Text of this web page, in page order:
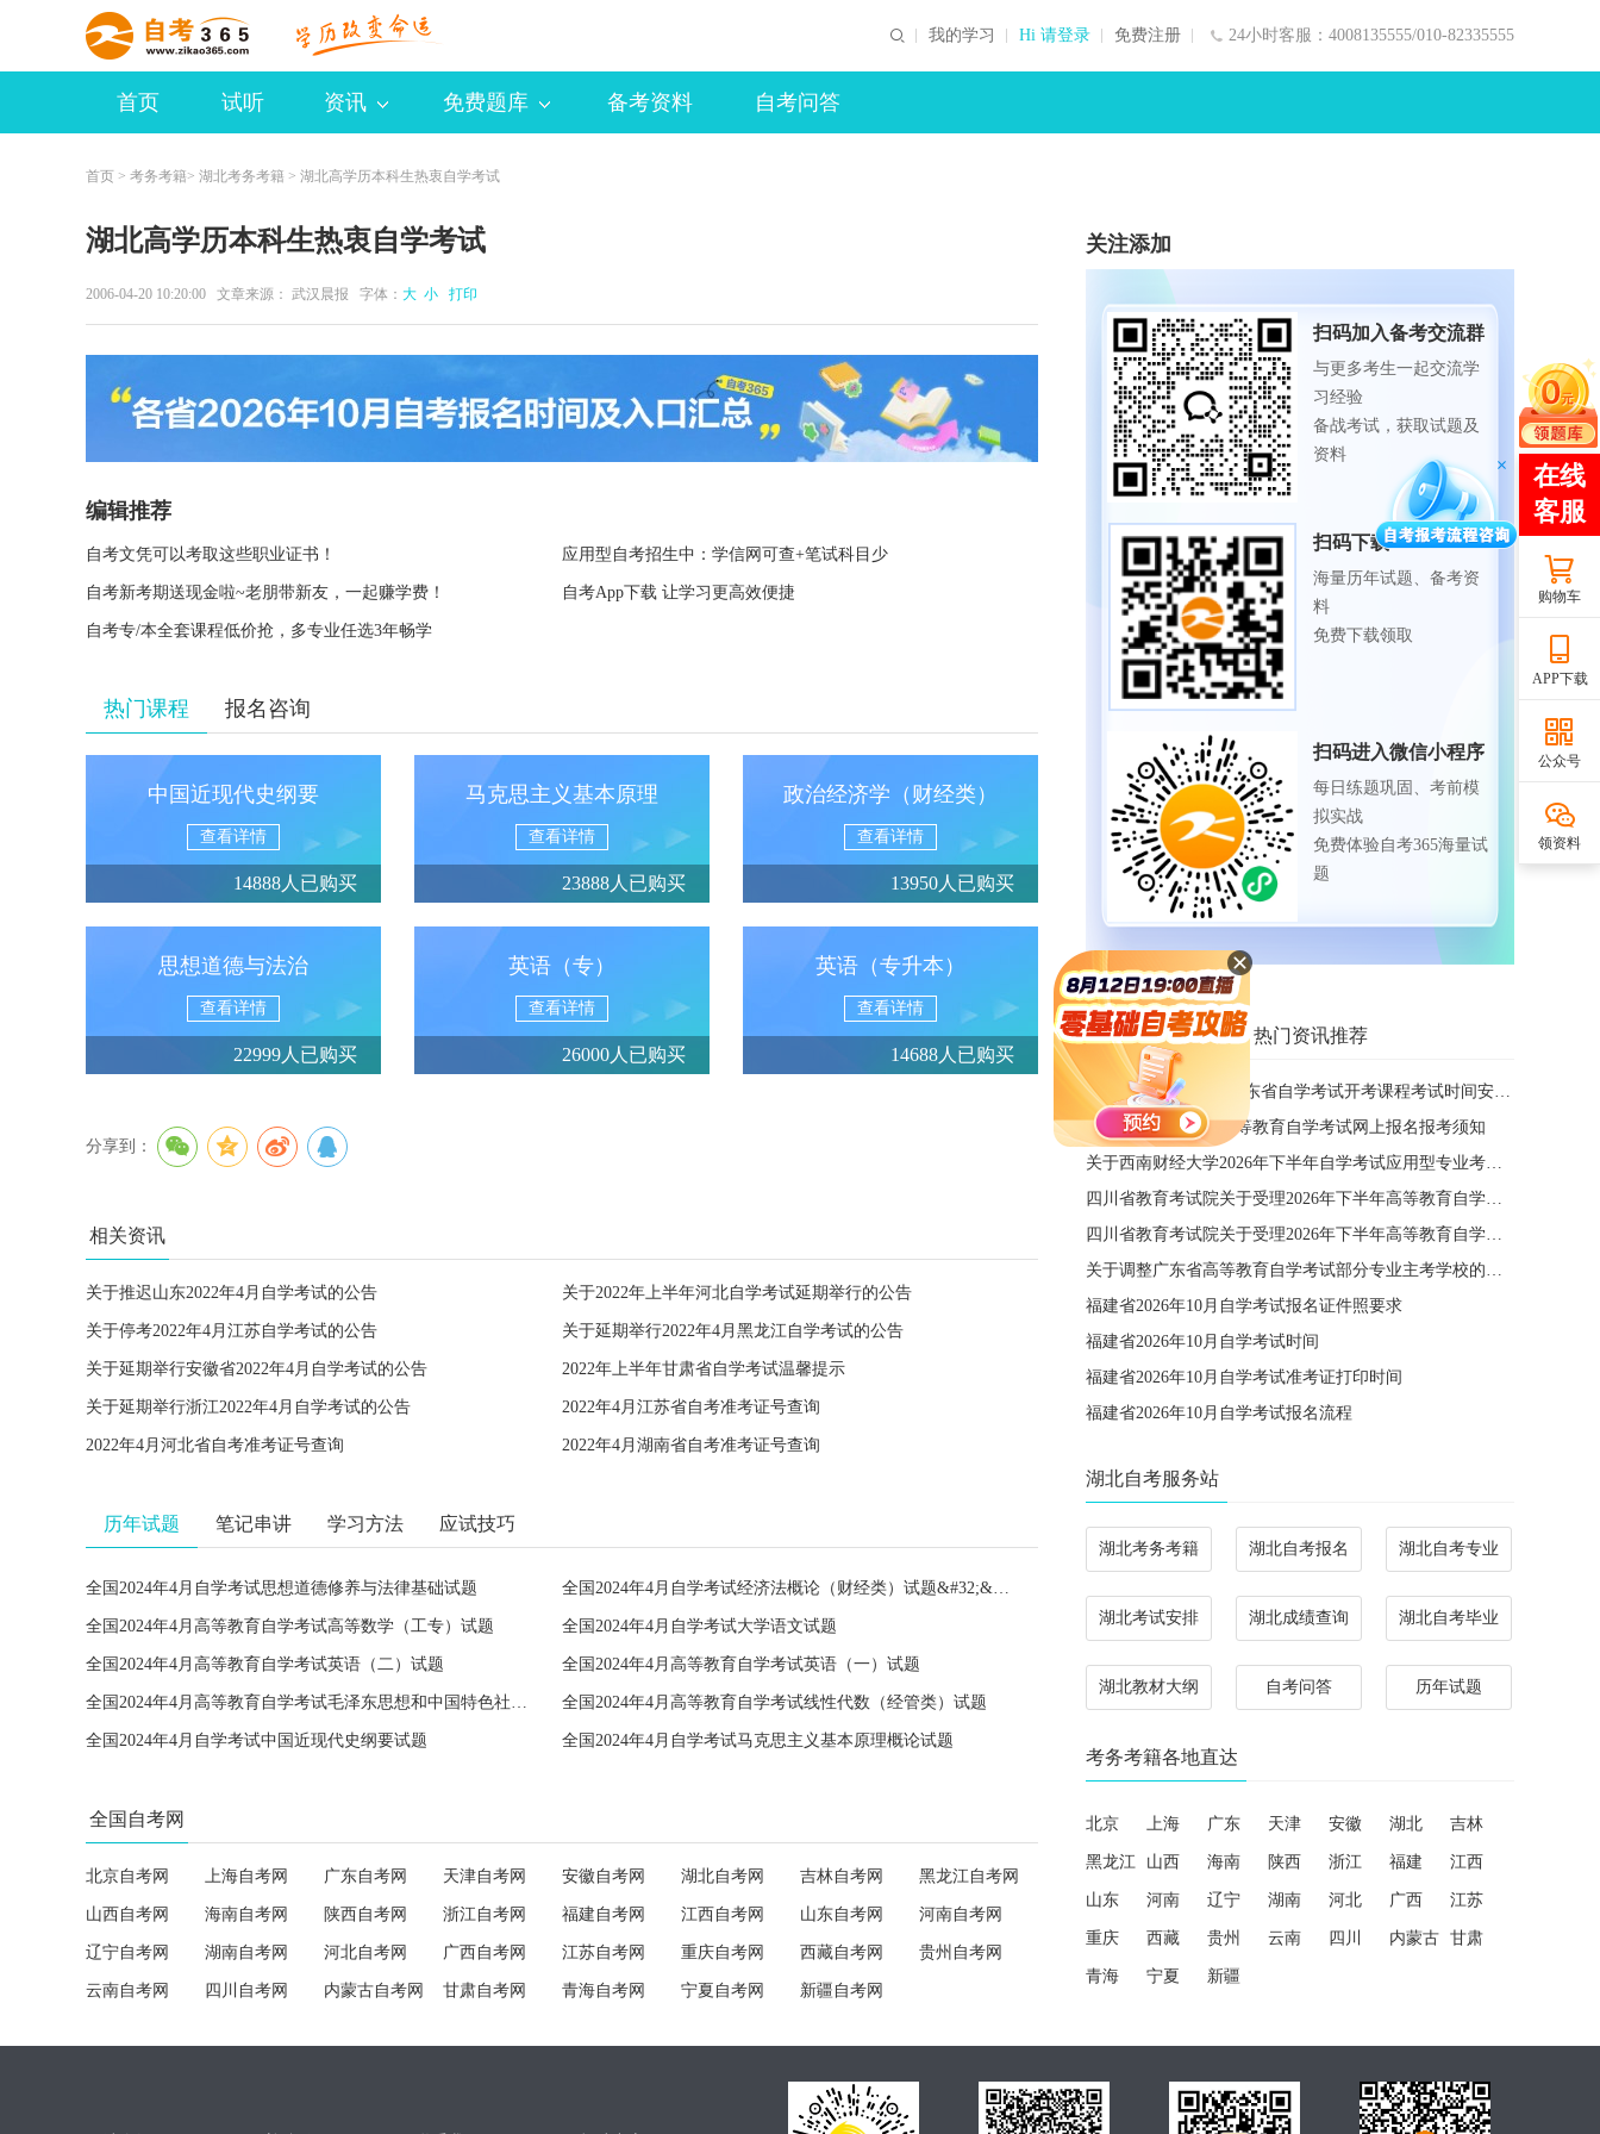
24小时客服：4008135555/010-82335555
我的学习 Hi 请登录 免费注册
首页 试听 资讯 免费题库 备考资料 自考问答
首页 > 考务考籍> 湖北考务考籍 > 湖北高学历本科生热衷自学考试
湖北高学历本科生热衷自学考试
2006-04-20 10:20:00 文章来源： 武汉晨报 字体： 大 小 打印
编辑推荐
自考文凭可以考取这些职业证书！ 应用型自考招生中：学信网可查+笔试科目少
自考新考期送现金啦~老朋带新友，一起赚学费！ 自考App下载 让学习更高效便捷
自考专/本全套课程低价抢，多专业任选3年畅学
热门课程 报名咨询
中国近现代史纲要
查看详情
14888人已购买
马克思主义基本原理
查看详情
23888人已购买
政治经济学（财经类）
查看详情
13950人已购买
思想道德与法治
查看详情
22999人已购买
英语（专）
查看详情
26000人已购买
英语（专升本）
查看详情
14688人已购买
分享到：
相关资讯
关于推迟山东2022年4月自学考试的公告 关于2022年上半年河北自学考试延期举行的公告
关于停考2022年4月江苏自学考试的公告 关于延期举行2022年4月黑龙江自学考试的公告
关于延期举行安徽省2022年4月自学考试的公告 2022年上半年甘肃省自学考试温馨提示
关于延期举行浙江2022年4月自学考试的公告 2022年4月江苏省自考准考证号查询
2022年4月河北省自考准考证号查询 2022年4月湖南省自考准考证号查询
历年试题 笔记串讲 学习方法 应试技巧
全国2024年4月自学考试思想道德修养与法律基础试题 全国2024年4月自学考试经济法概论（财经类）试题&#32;&#32;
全国2024年4月高等教育自学考试高等数学（工专）试题 全国2024年4月自学考试大学语文试题
全国2024年4月高等教育自学考试英语（二）试题 全国2024年4月高等教育自学考试英语（一）试题
全国2024年4月高等教育自学考试毛泽东思想和中国特色社会主义理论体系概论试题 全国2024年4月高等教育自学考试线性代数（经管类）试题
全国2024年4月自学考试中国近现代史纲要试题 全国2024年4月自学考试马克思主义基本原理概论试题
全国自考网
北京自考网 上海自考网 广东自考网 天津自考网 安徽自考网 湖北自考网 吉林自考网 黑龙江自考网
山西自考网 海南自考网 陕西自考网 浙江自考网 福建自考网 江西自考网 山东自考网 河南自考网
辽宁自考网 湖南自考网 河北自考网 广西自考网 江苏自考网 重庆自考网 西藏自考网 贵州自考网
云南自考网 四川自考网 内蒙古自考网 甘肃自考网 青海自考网 宁夏自考网 新疆自考网
关注添加
扫码加入备考交流群
与更多考生一起交流学
习经验
备战考试，获取试题及
资料
扫码下载APP
海量历年试题、备考资
料
免费下载领取
扫码进入微信小程序
每日练题巩固、考前模
拟实战
免费体验自考365海量试
题
相关资讯推荐 热门资讯推荐
关于公布2027年1月广东省自学考试开考课程考试时间安排和使用教材的通知
广东省2026年10月高等教育自学考试网上报名报考须知
关于西南财经大学2026年下半年自学考试应用型专业考籍更改办理的通知
四川省教育考试院关于受理2026年下半年高等教育自学考试省际转考申请的通告
四川省教育考试院关于受理2026年下半年高等教育自学考试考籍更改申请的通告
关于调整广东省高等教育自学考试部分专业主考学校的通知
福建省2026年10月自学考试报名证件照要求
福建省2026年10月自学考试时间
福建省2026年10月自学考试准考证打印时间
福建省2026年10月自学考试报名流程
湖北自考服务站
湖北考务考籍 湖北自考报名 湖北自考专业
湖北考试安排 湖北成绩查询 湖北自考毕业
湖北教材大纲 自考问答 历年试题
考务考籍各地直达
北京 上海 广东 天津 安徽 湖北 吉林
黑龙江 山西 海南 陕西 浙江 福建 江西
山东 河南 辽宁 湖南 河北 广西 江苏
重庆 西藏 贵州 云南 四川 内蒙古 甘肃
青海 宁夏 新疆
购物车
APP下载
公众号
领资料